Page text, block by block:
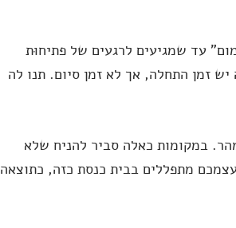
עד שמגיעים לרגעים של פתיחוּת
זמן התחלה, אך לא זמן סיום. תנו לה
במקומות כאלה סביר להניח שלא
מתפללים בבית כנסת כזה, כתוצאה